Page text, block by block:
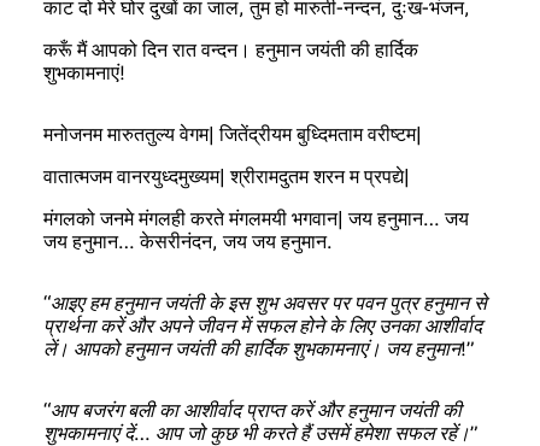
काट दो मेरे घोर दुखों का जाल, तुम हो मारुती-नन्दन, दुःख-भंजन,
करूँ मैं आपको दिन रात वन्दन। हनुमान जयंती की हार्दिक
शुभकामनाएं!
मनोजनम मारुततुल्य वेगम| जितेंद्रीयम बुध्दिमताम वरीष्टम|
वातात्मजम वानरयुध्दमुख्यम| श्रीरामदुतम शरन म प्रपद्ये|
मंगलको जनमे मंगलही करते मंगलमयी भगवान| जय हनुमान… जय
जय हनुमान… केसरीनंदन, जय जय हनुमान.
“आइए हम हनुमान जयंती के इस शुभ अवसर पर पवन पुत्र हनुमान से
प्रार्थना करें और अपने जीवन में सफल होने के लिए उनका आशीर्वाद
लें। आपको हनुमान जयंती की हार्दिक शुभकामनाएं। जय हनुमान!”
“आप बजरंग बली का आशीर्वाद प्राप्त करें और हनुमान जयंती की
शुभकामनाएं दें… आप जो कुछ भी करते हैं उसमें हमेशा सफल रहें।”